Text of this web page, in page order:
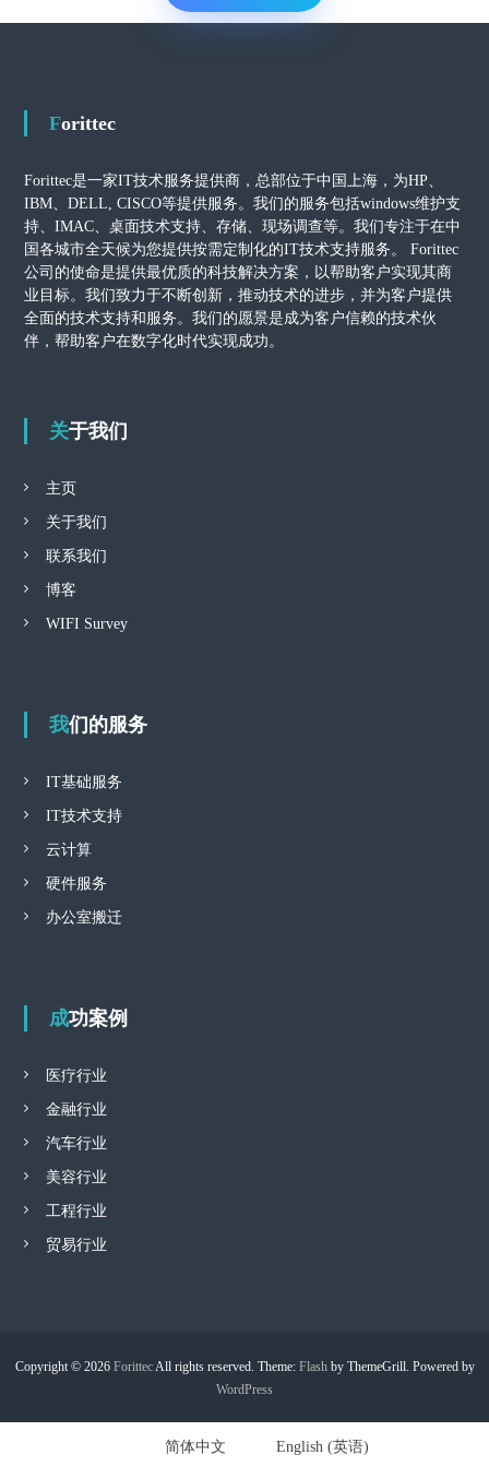
Forittec
Forittec是一家IT技术服务提供商，总部位于中国上海，为HP、
IBM、DELL, CISCO等提供服务。我们的服务包括windows维护支
持、IMAC、桌面技术支持、存储、现场调查等。我们专注于在中
国各城市全天候为您提供按需定制化的IT技术支持服务。 Forittec
公司的使命是提供最优质的科技解决方案，以帮助客户实现其商
业目标。我们致力于不断创新，推动技术的进步，并为客户提供
全面的技术支持和服务。我们的愿景是成为客户信赖的技术伙
伴，帮助客户在数字化时代实现成功。
关于我们
主页
关于我们
联系我们
博客
WIFI Survey
我们的服务
IT基础服务
IT技术支持
云计算
硬件服务
办公室搬迁
成功案例
医疗行业
金融行业
汽车行业
美容行业
工程行业
贸易行业
Copyright © 2026 ForittecAll rights reserved. Theme: Flashby ThemeGrill. Powered by
WordPress
简体中文 English(英语)